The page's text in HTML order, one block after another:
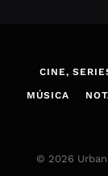
CINE,
MÚSICA
© 2026